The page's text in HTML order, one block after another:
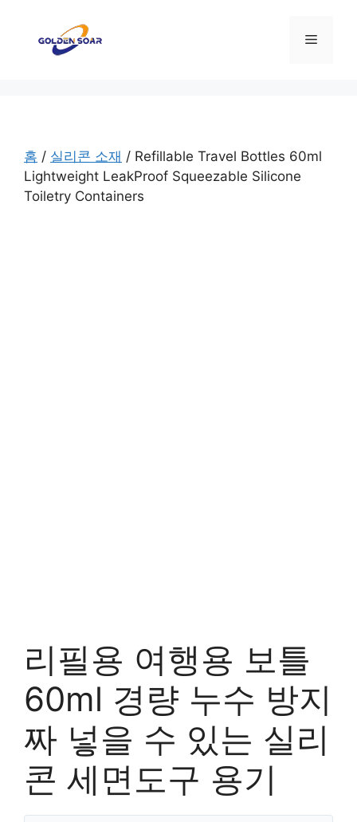
메
홈 / 실리콘 소재 / Refillable Travel Bottles 60ml
Lightweight LeakProof Squeezable Silicone
Toiletry Containers
리필용 여행용 보틀
60ml 경량 누수 방지
짜 넣을 수 있는 실리
콘 세면도구 용기